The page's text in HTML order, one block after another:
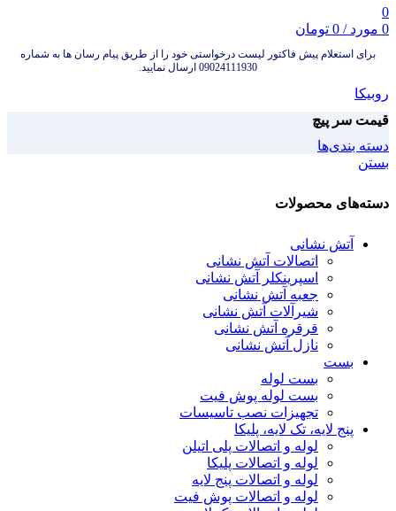
0
0 مورد /
0 تومان
برای استعلام پیش فاکتور لیست درخواستی خود را از طریق پیام رسان ها به شماره
09024111930 ارسال نمایید.
روبیکا
قیمت سر پیچ
دسته بندی‌ها
بستن
دسته‌های محصولات
آتش نشانی
اتصالات آتش نشانی
اسپرینکلر آتش نشانی
جعبه آتش نشانی
شیرآلات آتش نشانی
قرقره آتش نشانی
نازل آتش نشانی
بست
بست لوله
بست لوله پوش فیت
تجهیزات نصب تاسیسات
پنج لایه، تک لایه، پلیکا
لوله و اتصالات پلی اتیلن
لوله و اتصالات پلیکا
لوله و اتصالات پنج لایه
لوله و اتصالات پوش فیت